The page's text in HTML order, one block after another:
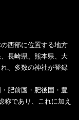
西部に位置する地方
長崎県、熊本県、大
、多数の神社が登録
肥前国・肥後国・豊
称であり、これに加え